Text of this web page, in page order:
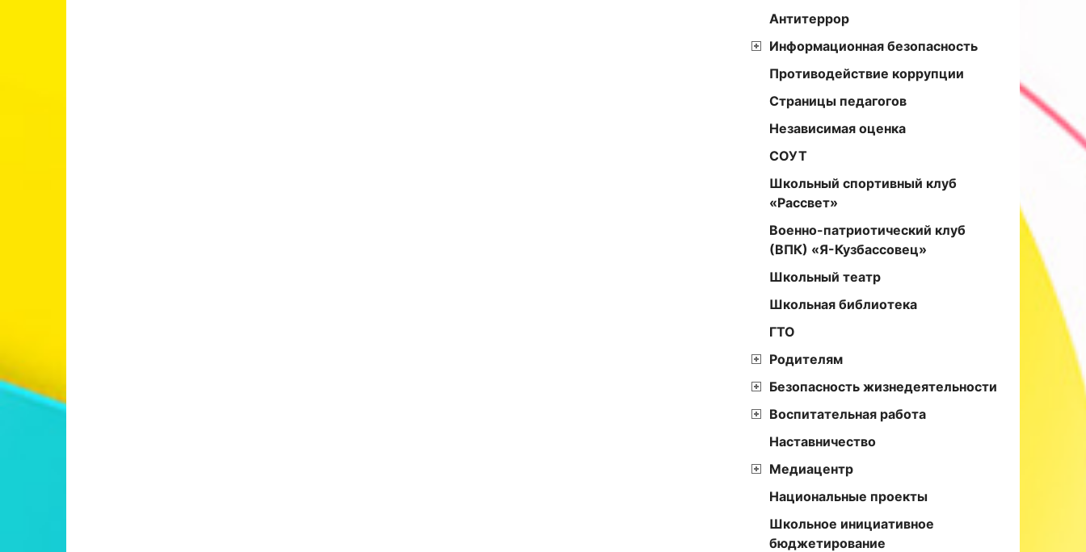
Антитеррор
Информационная безопасность
Противодействие коррупции
Страницы педагогов
Независимая оценка
СОУТ
Школьный спортивный клуб
«Рассвет»
Военно-патриотический клуб
(ВПК) «Я-Кузбассовец»
Школьный театр
Школьная библиотека
ГТО
Родителям
Безопасность жизнедеятельности
Воспитательная работа
Наставничество
Медиацентр
Национальные проекты
Школьное инициативное
бюджетирование